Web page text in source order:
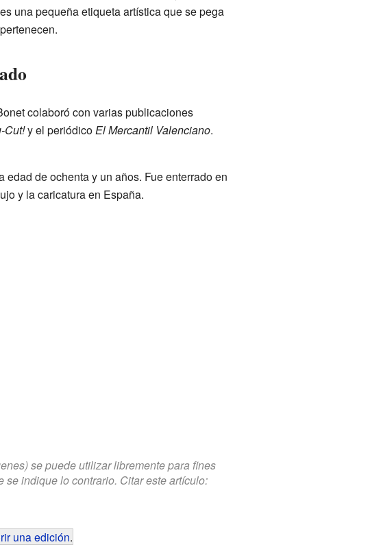
una pequeña etiqueta artística que se pega
colaboró con varias publicaciones
Cut!y el periódicoEl Mercantil Valenciano.
de ochenta y un años. Fue enterrado en
y la caricatura en España.
se puede utilizar libremente para fines
se indique lo contrario. Citar este artículo:
una edición.